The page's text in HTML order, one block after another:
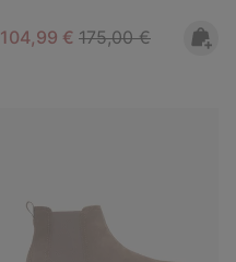
Sale price:
104,99 € Regular price:
175,00 €